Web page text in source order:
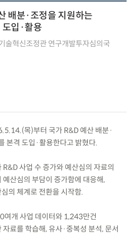
배분·조정을 지원하는
도입·활용
술혁신조정관 연구개발투자심의국
목)부터 국가 R&D 예산 배분·
본격 도입·활용한다고 밝혔다.
사업 수 증가와 예산심의 자료의
산심의 부담이 증가함에 대응해,
의 체계로 전환을 시작함.
여개 사업 데이터와 1,243만건
료를 학습해, 유사·중복성 분석, 문서